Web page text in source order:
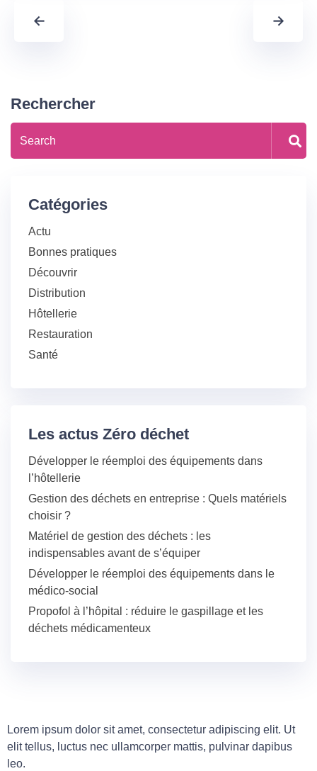
← →
Rechercher
Catégories
Actu
Bonnes pratiques
Découvrir
Distribution
Hôtellerie
Restauration
Santé
Les actus Zéro déchet
Développer le réemploi des équipements dans
l’hôtellerie
Gestion des déchets en entreprise : Quels matériels
choisir ?
Matériel de gestion des déchets : les
indispensables avant de s’équiper
Développer le réemploi des équipements dans le
médico-social
Propofol à l’hôpital : réduire le gaspillage et les
déchets médicamenteux
Lorem ipsum dolor sit amet, consectetur adipiscing elit. Ut
elit tellus, luctus nec ullamcorper mattis, pulvinar dapibus
leo.